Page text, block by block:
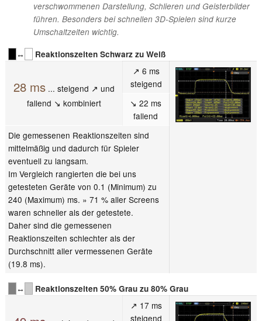
verschwommenen Darstellung, Schlieren und Geisterbilder
führen. Besonders bei schnellen 3D-Spielen sind kurze
Umschaltzeiten wichtig.
↔
Reaktionszeiten Schwarz zu Weiß
28 ms... steigend ↗ und
fallend ↘ kombiniert
↗ 6 ms
steigend
↘ 22 ms
fallend
Die gemessenen Reaktionszeiten sind
mittelmäßig und dadurch für Spieler
eventuell zu langsam.
Im Vergleich rangierten die bei uns
getesteten Geräte von 0.1 (Minimum) zu
240 (Maximum) ms. » 71 % aller Screens
waren schneller als der getestete.
Daher sind die gemessenen
Reaktionszeiten schlechter als der
Durchschnitt aller vermessenen Geräte
(19.8 ms).
↔ Reaktionszeiten 50% Grau zu 80% Grau
↗ 17 ms
steigend